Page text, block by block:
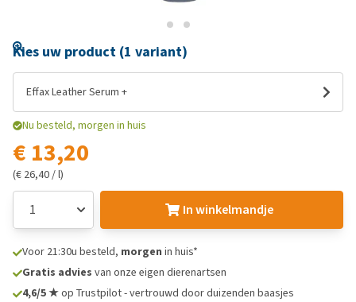
Kies uw product (1 variant)
Effax Leather Serum +
Nu besteld, morgen in huis
€ 13,20
(€ 26,40 / l)
In winkelmandje
Voor 21:30u besteld, morgen in huis*
Gratis advies van onze eigen dierenartsen
4,6/5 ★op Trustpilot - vertrouwd door duizenden baasjes